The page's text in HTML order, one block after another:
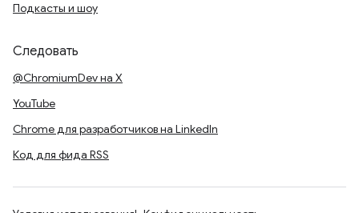
Подкасты и шоу
Следовать
@ChromiumDev на X
YouTube
Chrome для разработчиков на LinkedIn
Код для фида RSS